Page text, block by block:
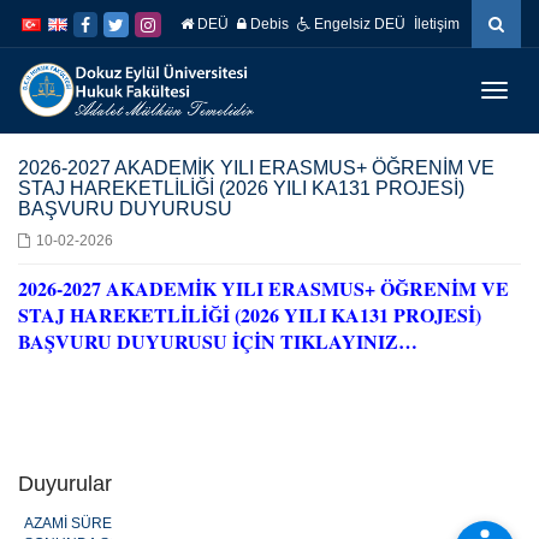
atla
Navigasyona
atla
DEÜ Debis Engelsiz DEÜ İletişim
2026-2027 AKADEMİK YILI ERASMUS+ ÖĞRENİM VE
STAJ HAREKETLİLİĞİ (2026 YILI KA131 PROJESİ)
BAŞVURU DUYURUSU
10-02-2026
2026-2027 AKADEMİK YILI ERASMUS+ ÖĞRENİM VE
STAJ HAREKETLİLİĞİ (2026 YILI KA131 PROJESİ)
BAŞVURU DUYURUSU İÇİN TIKLAYINIZ…
Duyurular
AZAMİ SÜRE